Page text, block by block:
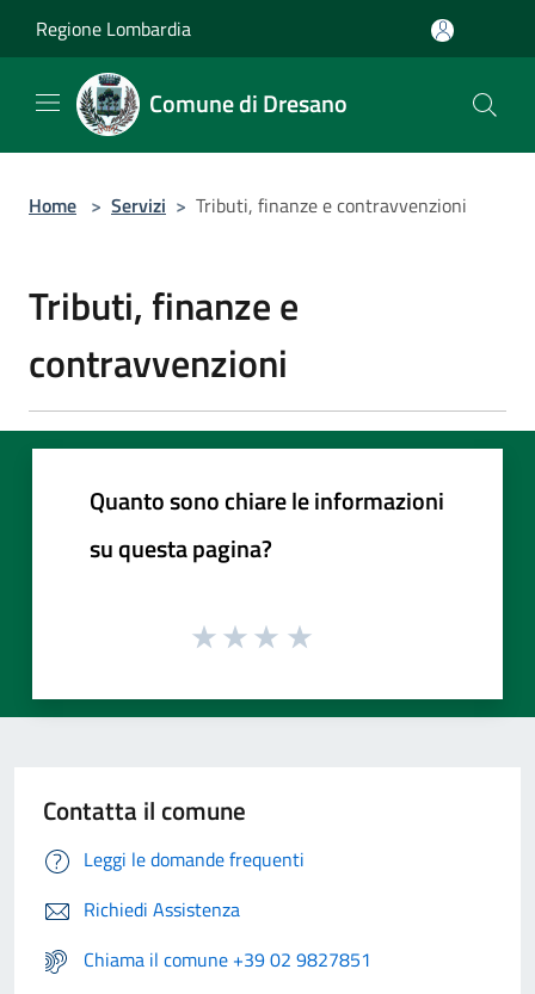
Regione Lombardia
Comune di Dresano
Home > Servizi > Tributi, finanze e contravvenzioni
Tributi, finanze e
contravvenzioni
Quanto sono chiare le informazioni
su questa pagina?
Contatta il comune
Leggi le domande frequenti
Richiedi Assistenza
Chiama il comune +39 02 9827851